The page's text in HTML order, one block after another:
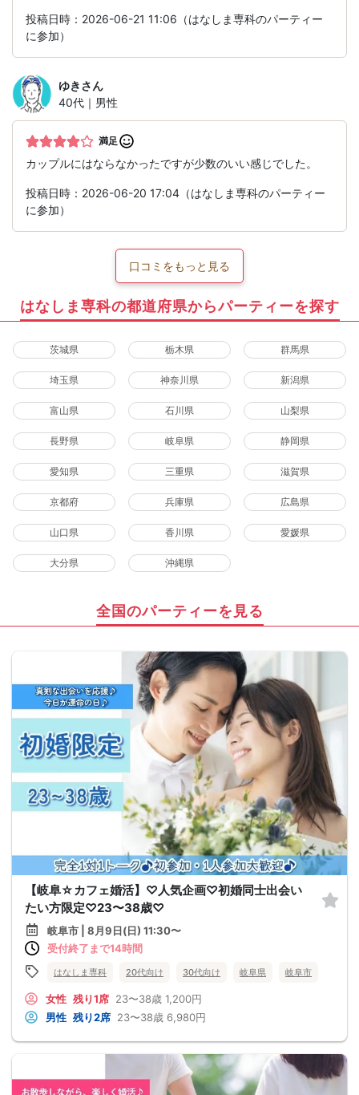
投稿日時：2026-06-21 11:06（はなしま専科のパーティー
に参加）
ゆきさん
40代｜男性
満足
カップルにはならなかったですが少数のいい感じでした。
投稿日時：2026-06-20 17:04（はなしま専科のパーティー
に参加）
口コミをもっと見る
はなしま専科の都道府県からパーティーを探す
茨城県 栃木県 群馬県
埼玉県 神奈川県 新潟県
富山県 石川県 山梨県
長野県 岐阜県 静岡県
愛知県 三重県 滋賀県
京都府 兵庫県 広島県
山口県 香川県 愛媛県
大分県 沖縄県
全国のパーティーを見る
【岐阜☆カフェ婚活】♡人気企画♡初婚同士出会い
たい方限定♡23〜38歳♡
岐阜市 | 8月9日(日) 11:30〜
受付終了まで14時間
はなしま専科 20代向け 30代向け 岐阜県 岐阜市
女性 残り1席 23〜38歳 1,200円
男性 残り2席 23〜38歳 6,980円